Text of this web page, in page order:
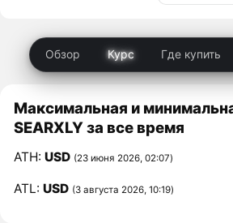
Обзор Курс Где купить
Максимальная и
SEARXLY за все время
ATH:USD (23 июня 2026, 02:07)
ATL:USD (3 августа 2026, 10:19)